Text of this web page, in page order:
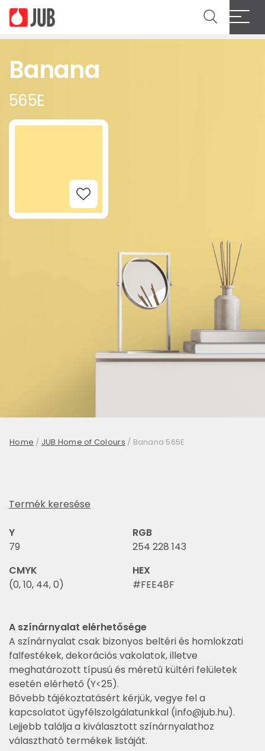
Banana
565E
Add to Wishlist
Home / JUB Home of Colours / Banana 565E
Termék keresése
Y
79
RGB
254 228 143
CMYK
(0, 10, 44, 0)
HEX
#FEE48F
A színárnyalat elérhetősége
A színárnyalat csak bizonyos beltéri és homlokzati
falfestékek, dekorációs vakolatok, illetve
meghatározott típusú és méretű kültéri felületek
esetén elérhető (Y<25).
Bővebb tájékoztatásért kérjük, vegye fel a
kapcsolatot ügyfélszolgálatunkkal (info@jub.hu).
Lejjebb találja a kiválasztott színárnyalathoz
választható termékek listáját.